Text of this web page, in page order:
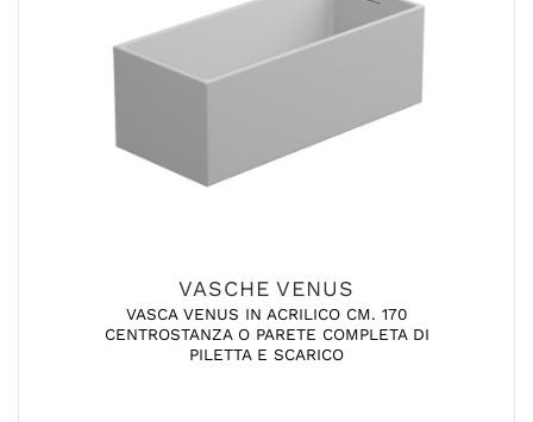
VASCHE VENUS
VASCA VENUS IN ACRILICO CM. 170
CENTROSTANZA O PARETE COMPLETA DI
PILETTA E SCARICO